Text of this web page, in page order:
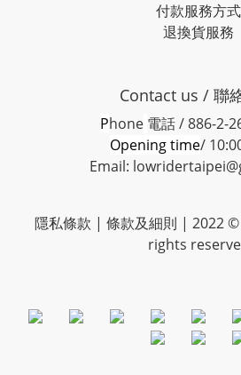
付款服務方式
退換貨服務
Contact us / 聯
Phone 電話 / 886-2-
Opening time/
Email:
隱私條款 | 條款及細則 | 2022 ©
rights